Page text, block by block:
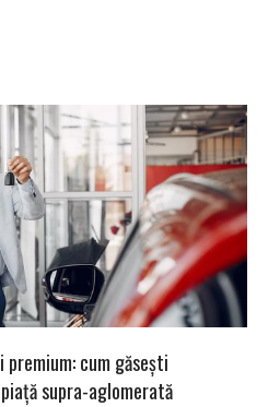
premium: cum găsești
supra-aglomerată